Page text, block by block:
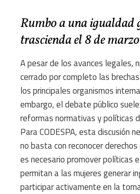
Rumbo a una igualdad
trascienda el 8 de marzo
A pesar de los avances legales,
cerrado por completo las
los principales organismos
embargo, el debate público
reformas normativas y políticas
Para CODESPA, esta discusión
no basta con reconocer
es necesario promover políticas
permitan a las mujeres generar
participar activamente en la